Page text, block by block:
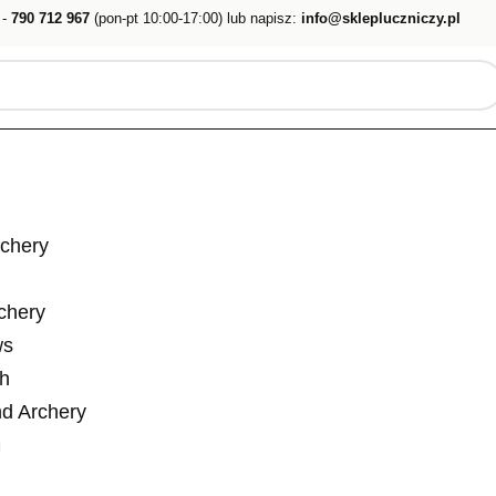
790 712 967 (pon-pt 10:00-17:00) lub napisz: info@sklepluczniczy.pl
Archery